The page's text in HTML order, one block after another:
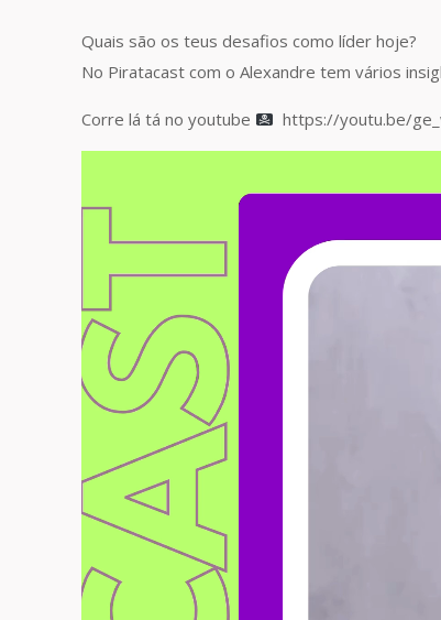
Quais são os teus desafios como líder hoje?
No Piratacast com o Alexandre tem vários
Corre lá tá no youtube https://youtu.be/